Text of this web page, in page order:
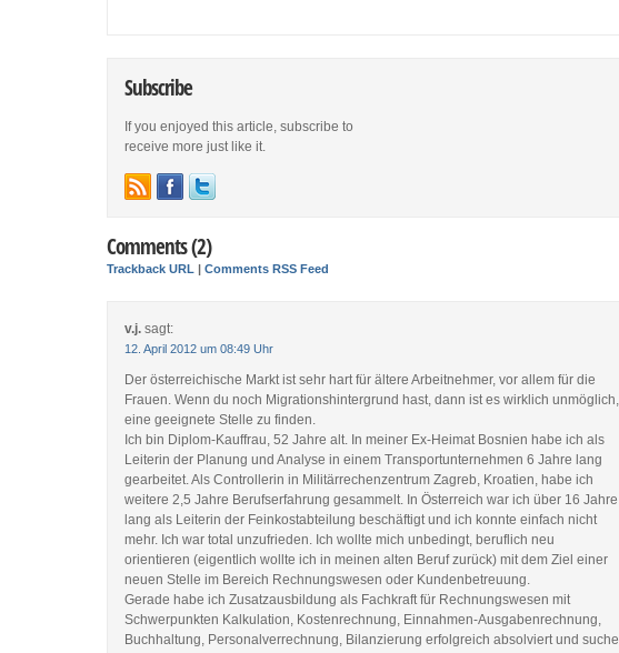
Subscribe
If you enjoyed this article, subscribe to
receive more just like it.
Comments (2)
Trackback URL |Comments RSS Feed
v.j. sagt:
12. April 2012 um 08:49 Uhr
Der österreichische Markt ist sehr hart für ältere Arbeitnehmer, vor allem für die
Frauen. Wenn du noch Migrationshintergrund hast, dann ist es wirklich unmöglich,
eine geeignete Stelle zu finden.
Ich bin Diplom-Kauffrau, 52 Jahre alt. In meiner Ex-Heimat Bosnien habe ich als
Leiterin der Planung und Analyse in einem Transportunternehmen 6 Jahre lang
gearbeitet. Als Controllerin in Militärrechenzentrum Zagreb, Kroatien, habe ich
weitere 2,5 Jahre Berufserfahrung gesammelt. In Österreich war ich über 16 Jahre
lang als Leiterin der Feinkostabteilung beschäftigt und ich konnte einfach nicht
mehr. Ich war total unzufrieden. Ich wollte mich unbedingt, beruflich neu
orientieren (eigentlich wollte ich in meinen alten Beruf zurück) mit dem Ziel einer
neuen Stelle im Bereich Rechnungswesen oder Kundenbetreuung.
Gerade habe ich Zusatzausbildung als Fachkraft für Rechnungswesen mit
Schwerpunkten Kalkulation, Kostenrechnung, Einnahmen-Ausgabenrechnung,
Buchhaltung, Personalverrechnung, Bilanzierung erfolgreich absolviert und suche